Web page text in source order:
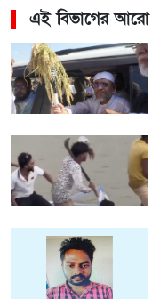
এই বিভাগের আরো